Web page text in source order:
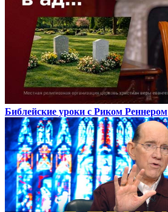
Библейские уроки с Риком Реннером